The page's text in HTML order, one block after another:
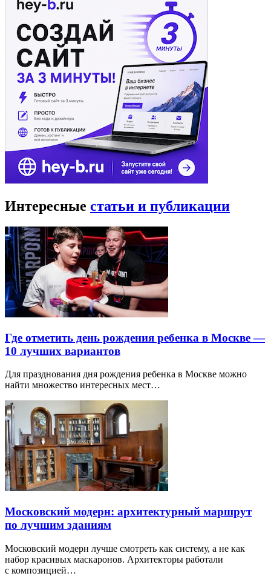
Интересные статьи и публикации
Где отметить день рождения ребенка в Москве —
10 лучших вариантов
Для празднования дня рождения ребенка в Москве можно
найти множество интересных мест…
Московский модерн: архитектурный маршрут
по лучшим зданиям
Московский модерн лучше смотреть как систему, а не как
набор красивых маскаронов. Архитекторы работали
с композицией…